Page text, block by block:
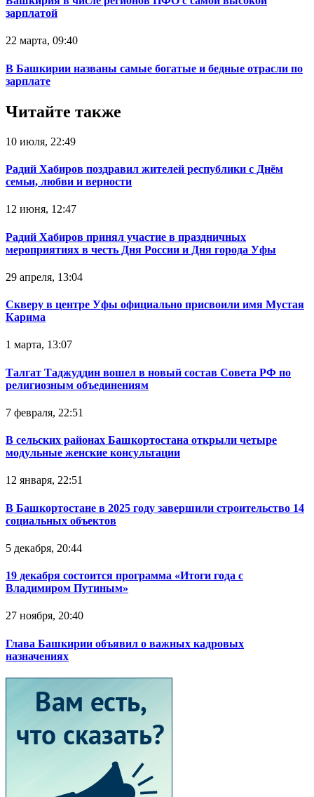
зарплатой
22 марта, 09:40
В Башкирии названы самые богатые и бедные отрасли по
зарплате
Читайте также
10 июля, 22:49
Радий Хабиров поздравил жителей республики с Днём
семьи, любви и верности
12 июня, 12:47
Радий Хабиров принял участие в праздничных
мероприятиях в честь Дня России и Дня города Уфы
29 апреля, 13:04
Скверу в центре Уфы официально присвоили имя Мустая
Карима
1 марта, 13:07
Талгат Таджуддин вошел в новый состав Совета РФ по
религиозным объединениям
7 февраля, 22:51
В сельских районах Башкортостана открыли четыре
модульные женские консультации
12 января, 22:51
В Башкортостане в 2025 году завершили строительство 14
социальных объектов
5 декабря, 20:44
19 декабря состоится программа «Итоги года с
Владимиром Путиным»
27 ноября, 20:40
Глава Башкирии объявил о важных кадровых
назначениях